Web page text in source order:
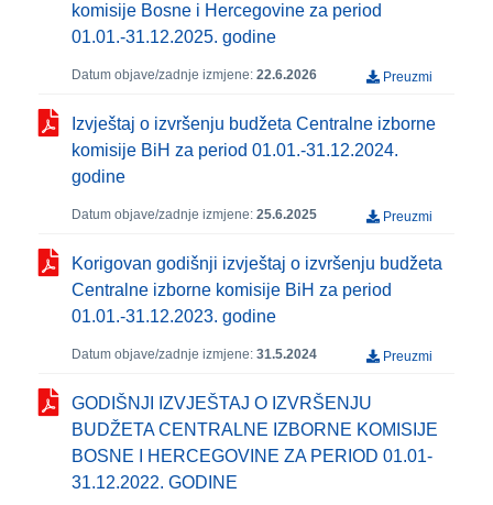
komisije Bosne i Hercegovine za period
01.01.-31.12.2025. godine
Datum objave/zadnje izmjene: 22.6.2026 Preuzmi
Izvještaj o izvršenju budžeta Centralne izborne
komisije BiH za period 01.01.-31.12.2024.
godine
Datum objave/zadnje izmjene: 25.6.2025 Preuzmi
Korigovan godišnji izvještaj o izvršenju budžeta
Centralne izborne komisije BiH za period
01.01.-31.12.2023. godine
Datum objave/zadnje izmjene: 31.5.2024 Preuzmi
GODIŠNJI IZVJEŠTAJ O IZVRŠENJU
BUDŽETA CENTRALNE IZBORNE KOMISIJE
BOSNE I HERCEGOVINE ZA PERIOD 01.01-
31.12.2022. GODINE